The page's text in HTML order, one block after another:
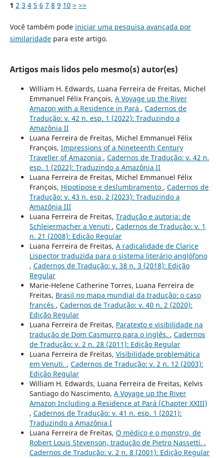
1 2 3 4 5 6 7 8 9 10 > >>
Você também pode iniciar uma pesquisa avançada por
similaridadepara este artigo.
Artigos mais lidos pelo mesmo(s) autor(es)
William H. Edwards, Luana Ferreira de Freitas, Michel
Emmanuel Félix François, A Voyage up the River
Amazon with a Residence in Pará , Cadernos de
Tradução: v. 42 n. esp. 1 (2022): Traduzindo a
Amazônia II
Luana Ferreira de Freitas, Michel Emmanuel Félix
François, Impressions of a Nineteenth Century
Traveller of Amazonia , Cadernos de Tradução: v. 42 n.
esp. 1 (2022): Traduzindo a Amazônia II
Luana Ferreira de Freitas, Michel Emmanuel Félix
François, Hipotipose e deslumbramento , Cadernos de
Tradução: v. 43 n. esp. 2 (2023): Traduzindo a
Amazônia III
Luana Ferreira de Freitas, Tradução e autoria: de
Schleiermacher a Venuti , Cadernos de Tradução: v. 1
n. 21 (2008): Edição Regular
Luana Ferreira de Freitas, A radicalidade de Clarice
Lispector traduzida para o sistema literário anglófono
, Cadernos de Tradução: v. 38 n. 3 (2018): Edição
Regular
Marie-Helene Catherine Torres, Luana Ferreira de
Freitas, Brasil no mapa mundial da tradução: o caso
francês , Cadernos de Tradução: v. 40 n. 2 (2020):
Edição Regular
Luana Ferreira de Freitas, Paratexto e visibilidade na
tradução de Dom Casmurro para o inglês. , Cadernos
de Tradução: v. 2 n. 28 (2011): Edição Regular
Luana Ferreira de Freitas, Visibilidade problemática
em Venuti. , Cadernos de Tradução: v. 2 n. 12 (2003):
Edição Regular
William H. Edwards, Luana Ferreira de Freitas, Kelvis
Santiago do Nascimento, A Voyage up the River
Amazon Including a Residence at Pará (Chapter XXIII)
, Cadernos de Tradução: v. 41 n. esp. 1 (2021):
Traduzindo a Amazônia I
Luana Ferreira de Freitas, O médico e o monstro, de
Robert Louis Stevenson, tradução de Pietro Nassetti. ,
Cadernos de Tradução: v. 2 n. 8 (2001): Edição Regular